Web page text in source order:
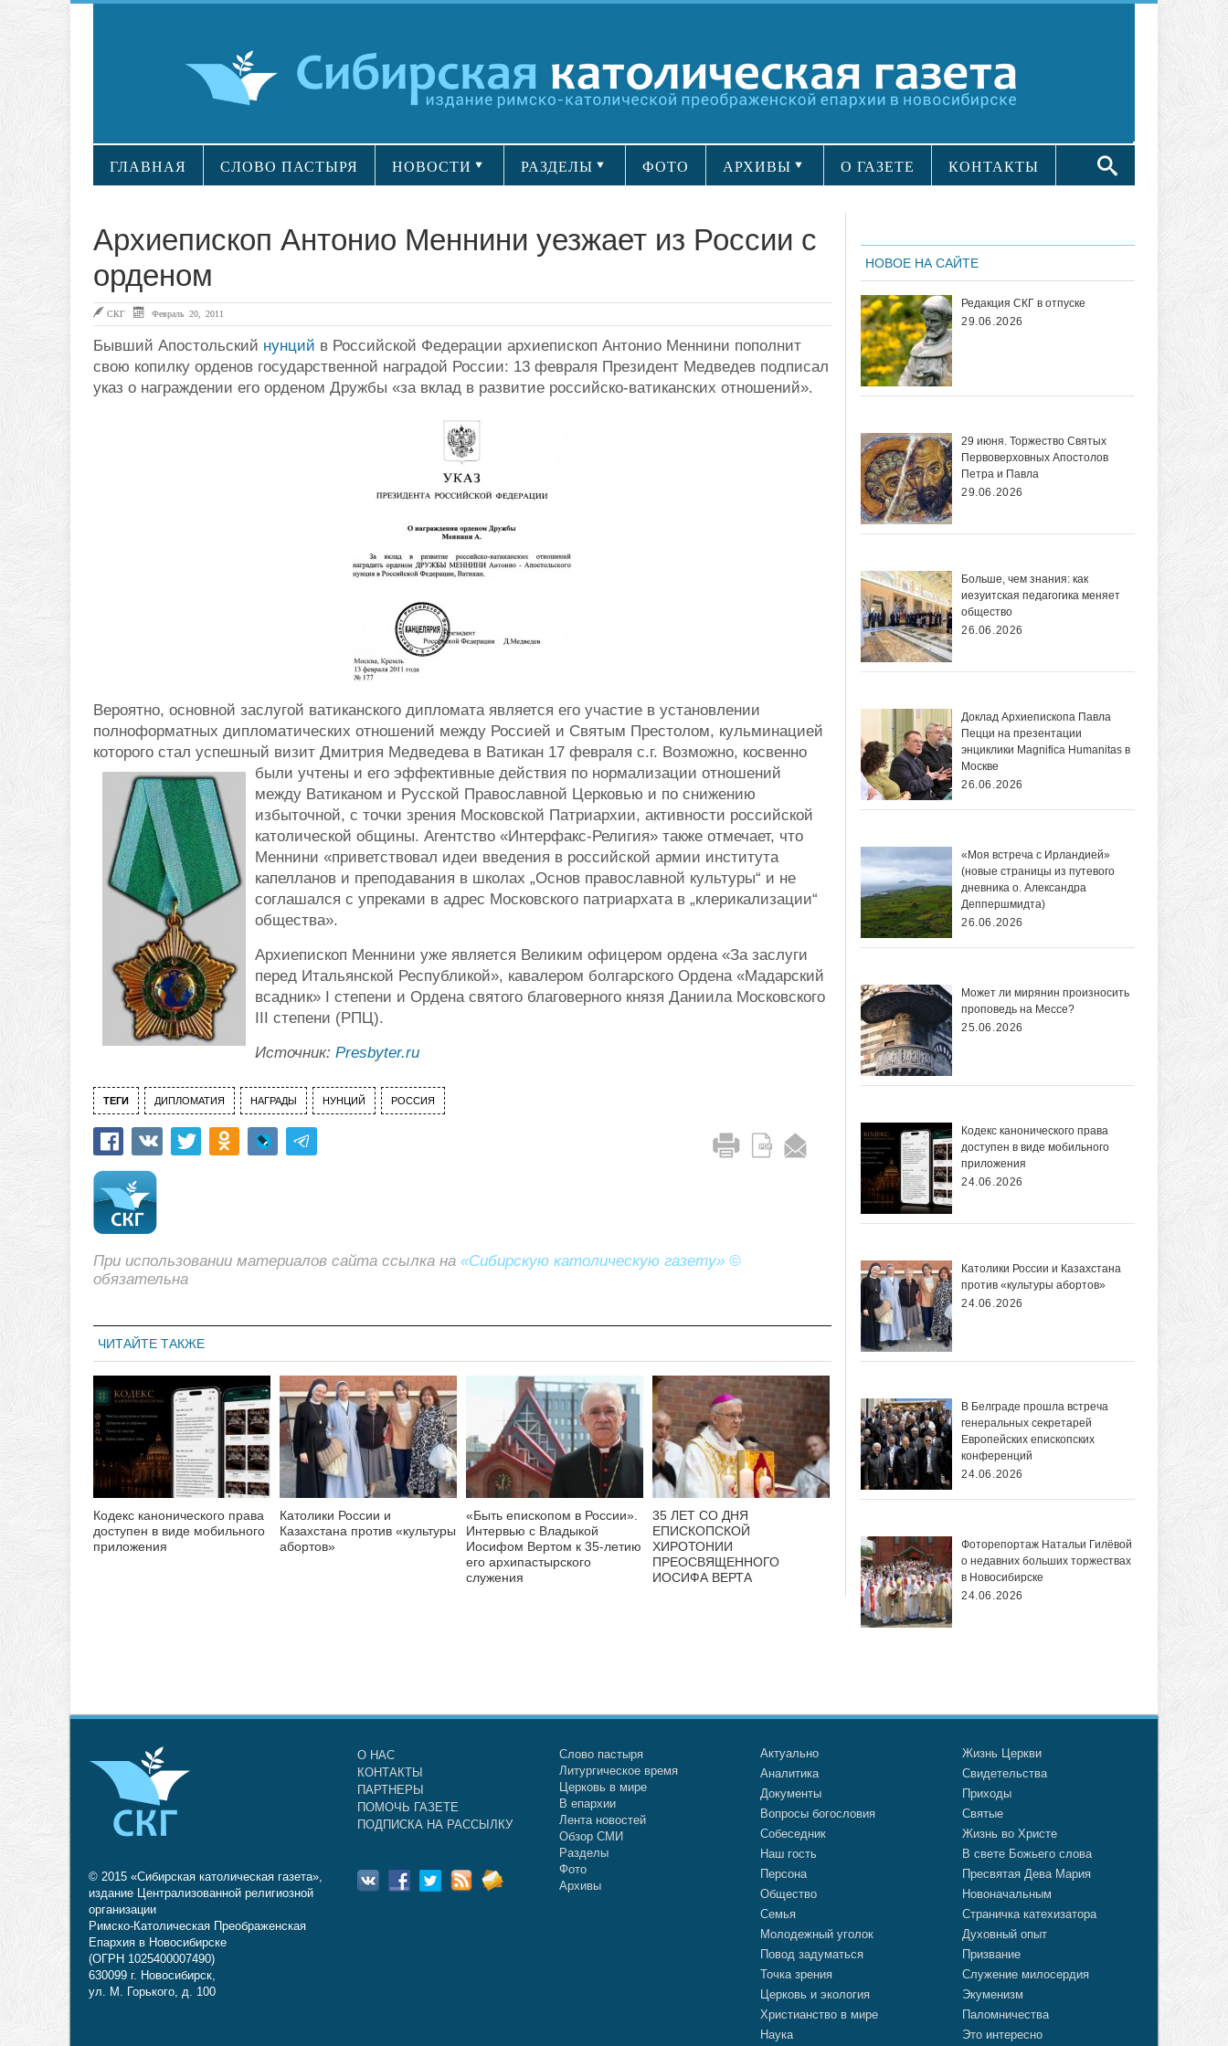
ГЛАВНАЯ СЛОВО ПАСТЫРЯ НОВОСТИ РАЗДЕЛЫ ФОТО АРХИВЫ О ГАЗЕТЕ КОНТАКТЫ
Архиепископ Антонио Меннини уезжает из России с
орденом
СКГ Февраль 20, 2011
Бывший Апостольский нунций в Российской Федерации архиепископ Антонио Меннини пополнит
свою копилку орденов государственной наградой России: 13 февраля Президент Медведев подписал
указ о награждении его орденом Дружбы «за вклад в развитие российско-ватиканских отношений».
Вероятно, основной заслугой ватиканского дипломата является его участие в установлении
полноформатных дипломатических отношений между Россией и Святым Престолом, кульминацией
которого стал успешный визит Дмитрия Медведева в Ватикан 17 февраля с.г. Возможно, косвенно
были учтены и его эффективные действия по нормализации отношений
между Ватиканом и Русской Православной Церковью и по снижению
избыточной, с точки зрения Московской Патриархии, активности российской
католической общины. Агентство «Интерфакс-Религия» также отмечает, что
Меннини «приветствовал идеи введения в российской армии института
капелланов и преподавания в школах „Основ православной культуры“ и не
соглашался с упреками в адрес Московского патриархата в „клерикализации“
общества».
Архиепископ Меннини уже является Великим офицером ордена «За заслуги
перед Итальянской Республикой», кавалером болгарского Ордена «Мадарский
всадник» I степени и Ордена святого благоверного князя Даниила Московского
III степени (РПЦ).
Источник: Presbyter.ru
ТЕГИ ДИПЛОМАТИЯ НАГРАДЫ НУНЦИЙ РОССИЯ
При использовании материалов сайта ссылка на «Сибирскую католическую газету» ©
обязательна
ЧИТАЙТЕ ТАКЖЕ
Кодекс канонического права
доступен в виде мобильного
приложения
Католики России и
Казахстана против «культуры
абортов»
«Быть епископом в России».
Интервью с Владыкой
Иосифом Вертом к 35-летию
его архипастырского
служения
35 ЛЕТ СО ДНЯ
ЕПИСКОПСКОЙ
ХИРОТОНИИ
ПРЕОСВЯЩЕННОГО
ИОСИФА ВЕРТА
НОВОЕ НА САЙТЕ
Редакция СКГ в отпуске
29.06.2026
29 июня. Торжество Святых
Первоверховных Апостолов
Петра и Павла
29.06.2026
Больше, чем знания: как
иезуитская педагогика меняет
общество
26.06.2026
Доклад Архиепископа Павла
Пецци на презентации
энциклики Magnifica Нumanitas в
Москве
26.06.2026
«Моя встреча с Ирландией»
(новые страницы из путевого
дневника о. Александра
Деппершмидта)
26.06.2026
Может ли мирянин произносить
проповедь на Мессе?
25.06.2026
Кодекс канонического права
доступен в виде мобильного
приложения
24.06.2026
Католики России и Казахстана
против «культуры абортов»
24.06.2026
В Белграде прошла встреча
генеральных секретарей
Европейских епископских
конференций
24.06.2026
Фоторепортаж Натальи Гилёвой
о недавних больших торжествах
в Новосибирске
24.06.2026
© 2015 «Сибирская католическая газета»,
издание Централизованной религиозной
организации
Римско-Католическая Преображенская
Епархия в Новосибирске
(ОГРН 1025400007490)
630099 г. Новосибирск,
ул. М. Горького, д. 100
О НАС
КОНТАКТЫ
ПАРТНЕРЫ
ПОМОЧЬ ГАЗЕТЕ
ПОДПИСКА НА РАССЫЛКУ
Слово пастыря
Литургическое время
Церковь в мире
В епархии
Лента новостей
Обзор СМИ
Разделы
Фото
Архивы
Актуально
Аналитика
Документы
Вопросы богословия
Собеседник
Наш гость
Персона
Общество
Семья
Молодежный уголок
Повод задуматься
Точка зрения
Церковь и экология
Христианство в мире
Наука
Жизнь Церкви
Свидетельства
Приходы
Святые
Жизнь во Христе
В свете Божьего слова
Пресвятая Дева Мария
Новоначальным
Страничка катехизатора
Духовный опыт
Призвание
Служение милосердия
Экуменизм
Паломничества
Это интересно